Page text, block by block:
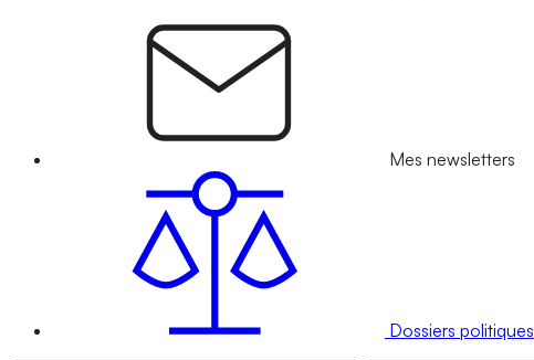
Mes newsletters
Dossiers politiques